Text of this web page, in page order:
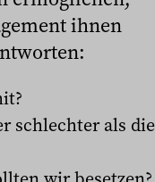
ihnen
schlechter als die